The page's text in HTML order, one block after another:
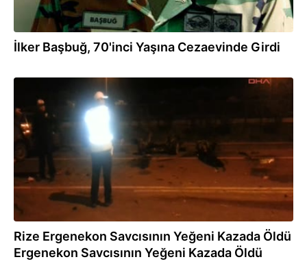
İlker Başbuğ, 70'inci Yaşına Cezaevinde Girdi
Rize Ergenekon Savcısının Yeğeni Kazada Öldü
Ergenekon Savcısının Yeğeni Kazada Öldü